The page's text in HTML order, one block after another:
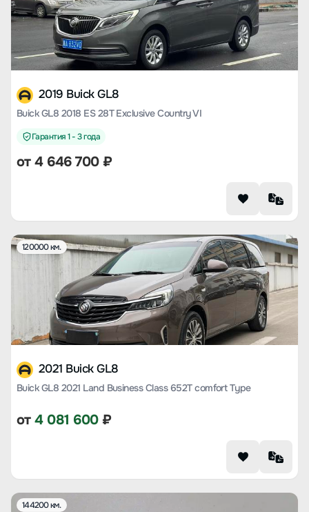
2019 Buick GL8
Buick GL8 2018 ES 28T Exclusive Country VI
Гарантия 1 - 3 года
от4 646 700₽
120000 км.
2021 Buick GL8
Buick GL8 2021 Land Business Class 652T comfort Type
от4 081 600₽
144200 км.